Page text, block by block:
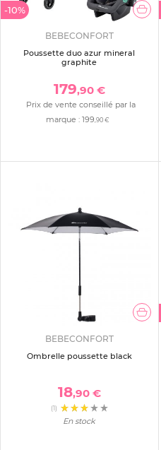
-10%
BEBECONFORT
Poussette duo azur mineral
graphite
179,90 €
Prix de vente conseillé par la
marque :199 ,90 €
BEBECONFORT
Ombrelle poussette black
18,90 €
(1)
En stock